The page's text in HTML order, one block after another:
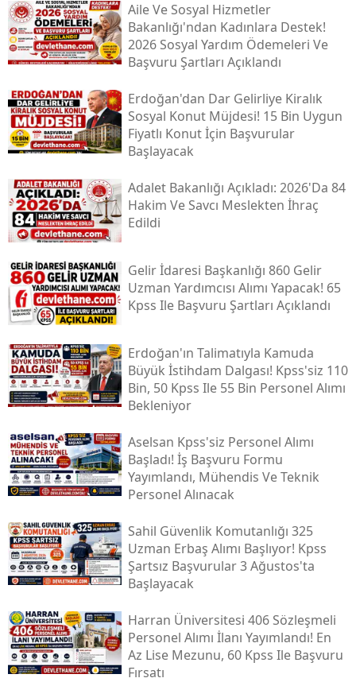
Aile Ve Sosyal Hizmetler
Bakanlığı'ndan Kadınlara Destek!
2026 Sosyal Yardım Ödemeleri Ve
Başvuru Şartları Açıklandı
Erdoğan'dan Dar Gelirliye Kiralık
Sosyal Konut Müjdesi! 15 Bin Uygun
Fiyatlı Konut İçin Başvurular
Başlayacak
Adalet Bakanlığı Açıkladı: 2026'da 84
Hakim Ve Savcı Meslekten İhraç
Edildi
Gelir İdaresi Başkanlığı 860 Gelir
Uzman Yardımcısı Alımı Yapacak! 65
Kpss Ile Başvuru Şartları Açıklandı
Erdoğan'ın Talimatıyla Kamuda
Büyük İstihdam Dalgası! Kpss'siz 110
Bin, 50 Kpss Ile 55 Bin Personel Alımı
Bekleniyor
Aselsan Kpss'siz Personel Alımı
Başladı! İş Başvuru Formu
Yayımlandı, Mühendis Ve Teknik
Personel Alınacak
Sahil Güvenlik Komutanlığı 325
Uzman Erbaş Alımı Başlıyor! Kpss
Şartsız Başvurular 3 Ağustos'ta
Başlayacak
Harran Üniversitesi 406 Sözleşmeli
Personel Alımı İlanı Yayımlandı! En
Az Lise Mezunu, 60 Kpss Ile Başvuru
Fırsatı